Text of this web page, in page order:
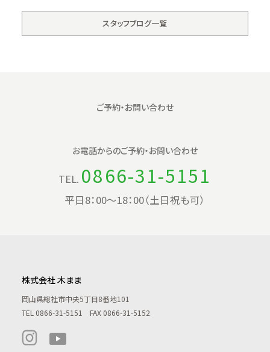
スタッフブログ一覧
ご予約・お問い合わせ
お電話からのご予約・お問い合わせ
TEL. 0866-31-5151
平日8：00〜18：00（土日祝も可）
株式会社 木まま
岡山県総社市中央5丁目8番地101
TEL 0866-31-5151 FAX 0866-31-5152